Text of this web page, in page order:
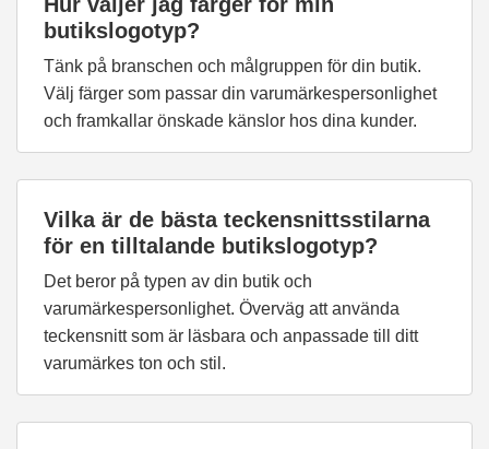
butikslogotyp?
Tänk på branschen och målgruppen för din butik.
Välj färger som passar din varumärkespersonlighet
och framkallar önskade känslor hos dina kunder.
Vilka är de bästa teckensnittsstilarna
för en tilltalande butikslogotyp?
Det beror på typen av din butik och
varumärkespersonlighet. Överväg att använda
teckensnitt som är läsbara och anpassade till ditt
varumärkes ton och stil.